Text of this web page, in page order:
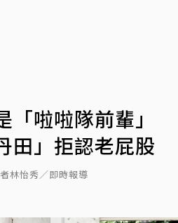
啦啦隊前輩」
田」拒認老屁股
林怡秀／即時報導